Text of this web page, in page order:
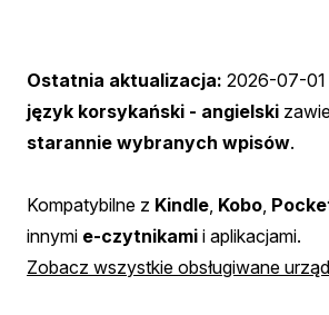
Ostatnia aktualizacja: 2026-07-01
język korsykański - angielski
starannie wybranych wpisów.
Kompatybilne z Kindle Kobo
innymi e-czytnikami i aplikacjami.
Zobacz wszystkie obsługiwane